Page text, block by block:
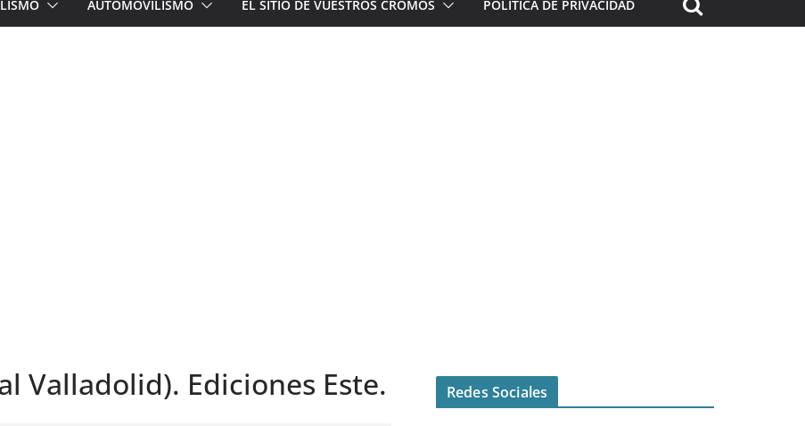
AUTOMOVILISMO EL SITIO DE VUESTROS CROMOS POLÍTICA DE PRIVACIDAD
Valladolid). Ediciones Este. Redes Sociales